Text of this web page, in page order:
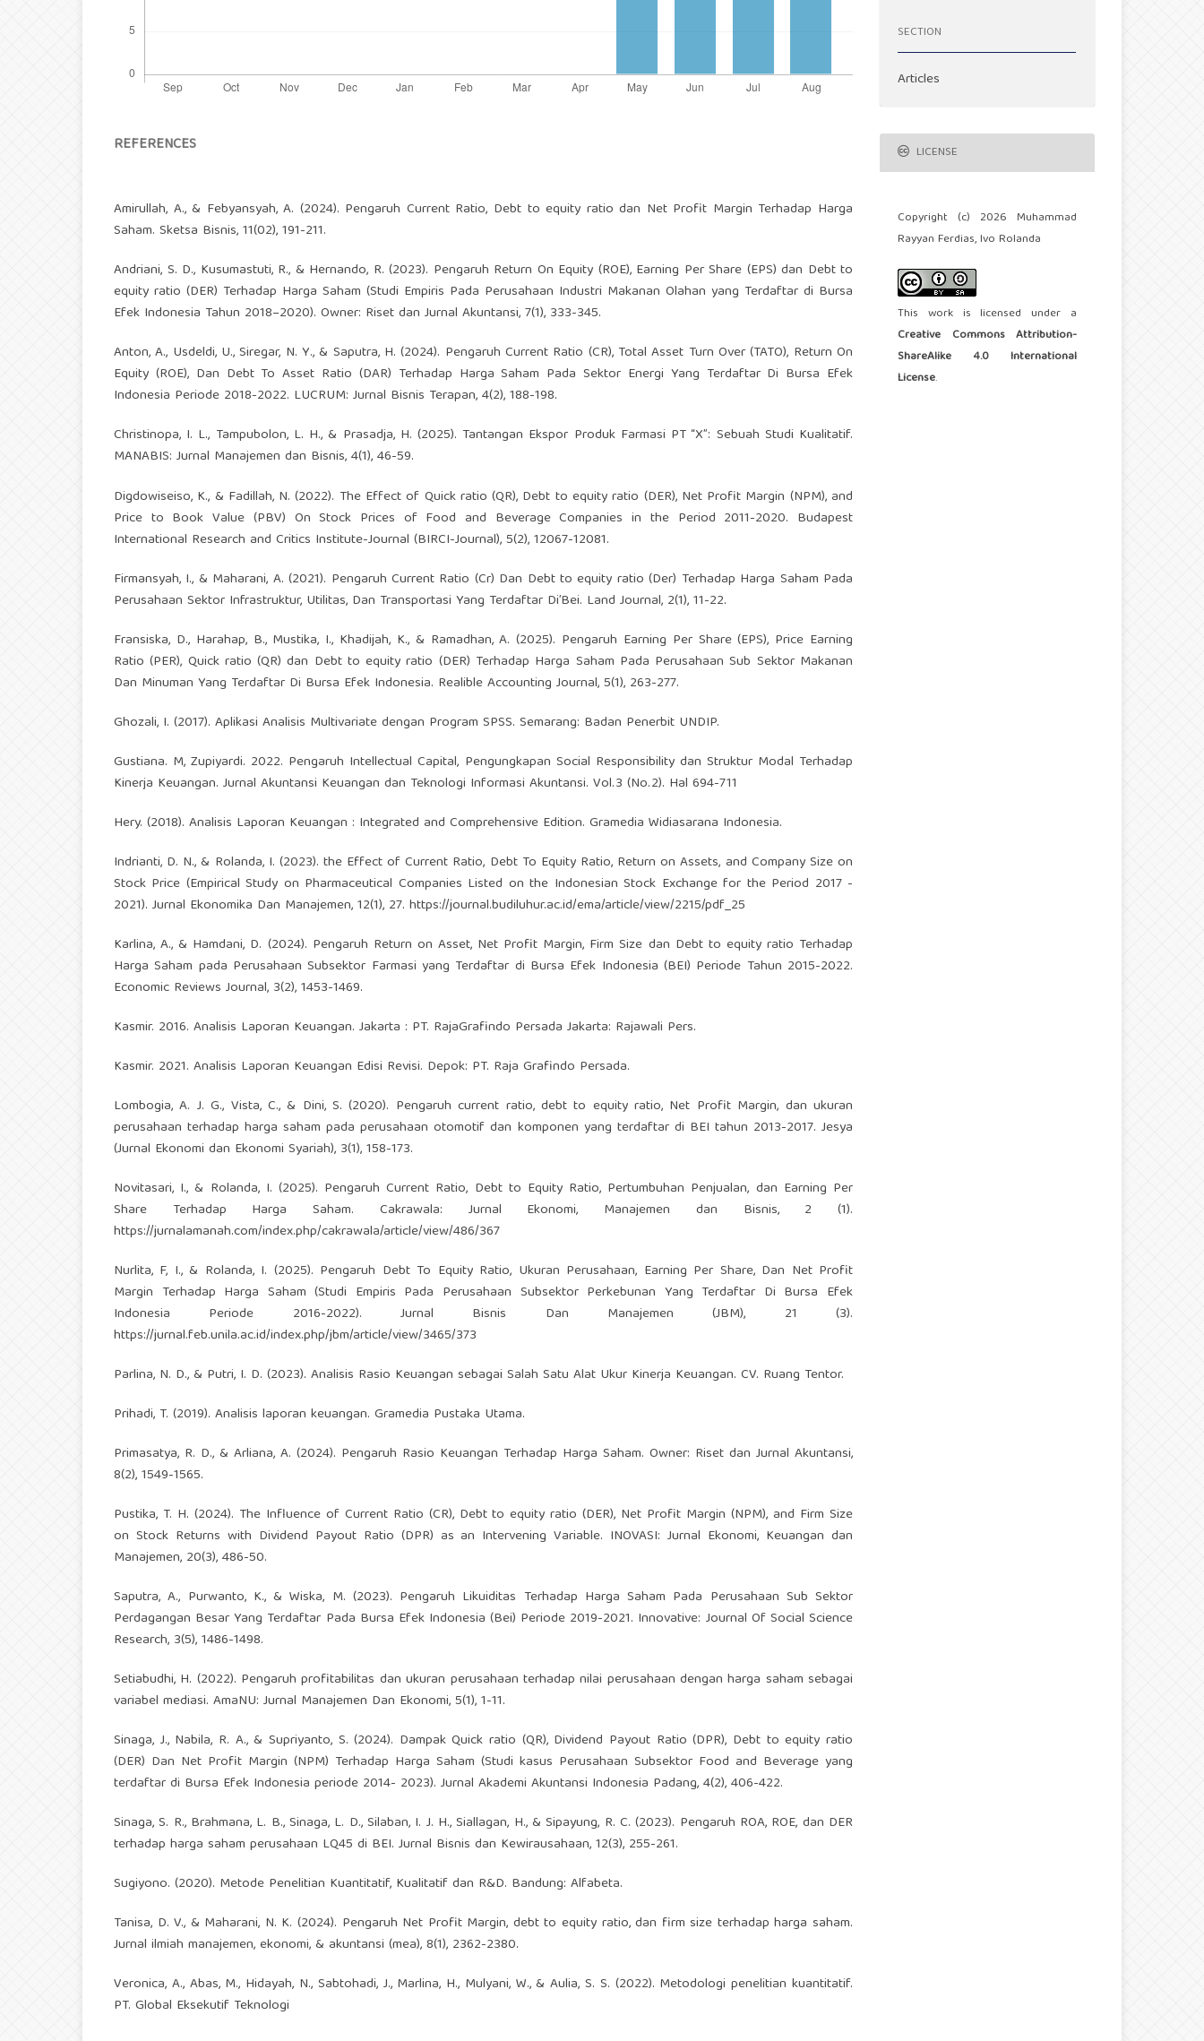
REFERENCES
Amirullah, A., & Febyansyah, A. (2024). Pengaruh Current Ratio, Debt to equity ratio dan Net Profit Margin Terhadap Harga
Saham. Sketsa Bisnis, 11(02), 191-211.
Andriani, S. D., Kusumastuti, R., & Hernando, R. (2023). Pengaruh Return On Equity (ROE), Earning Per Share (EPS) dan Debt to
equity ratio (DER) Terhadap Harga Saham (Studi Empiris Pada Perusahaan Industri Makanan Olahan yang Terdaftar di Bursa
Efek Indonesia Tahun 2018–2020). Owner: Riset dan Jurnal Akuntansi, 7(1), 333-345.
Anton, A., Usdeldi, U., Siregar, N. Y., & Saputra, H. (2024). Pengaruh Current Ratio (CR), Total Asset Turn Over (TATO), Return On
Equity (ROE), Dan Debt To Asset Ratio (DAR) Terhadap Harga Saham Pada Sektor Energi Yang Terdaftar Di Bursa Efek
Indonesia Periode 2018-2022. LUCRUM: Jurnal Bisnis Terapan, 4(2), 188-198.
Christinopa, I. L., Tampubolon, L. H., & Prasadja, H. (2025). Tantangan Ekspor Produk Farmasi PT “X”: Sebuah Studi Kualitatif.
MANABIS: Jurnal Manajemen dan Bisnis, 4(1), 46-59.
Digdowiseiso, K., & Fadillah, N. (2022). The Effect of Quick ratio (QR), Debt to equity ratio (DER), Net Profit Margin (NPM), and
Price to Book Value (PBV) On Stock Prices of Food and Beverage Companies in the Period 2011-2020. Budapest
International Research and Critics Institute-Journal (BIRCI-Journal), 5(2), 12067-12081.
Firmansyah, I., & Maharani, A. (2021). Pengaruh Current Ratio (Cr) Dan Debt to equity ratio (Der) Terhadap Harga Saham Pada
Perusahaan Sektor Infrastruktur, Utilitas, Dan Transportasi Yang Terdaftar Di’Bei. Land Journal, 2(1), 11-22.
Fransiska, D., Harahap, B., Mustika, I., Khadijah, K., & Ramadhan, A. (2025). Pengaruh Earning Per Share (EPS), Price Earning
Ratio (PER), Quick ratio (QR) dan Debt to equity ratio (DER) Terhadap Harga Saham Pada Perusahaan Sub Sektor Makanan
Dan Minuman Yang Terdaftar Di Bursa Efek Indonesia. Realible Accounting Journal, 5(1), 263-277.
Ghozali, I. (2017). Aplikasi Analisis Multivariate dengan Program SPSS. Semarang: Badan Penerbit UNDIP.
Gustiana. M, Zupiyardi. 2022. Pengaruh Intellectual Capital, Pengungkapan Social Responsibility dan Struktur Modal Terhadap
Kinerja Keuangan. Jurnal Akuntansi Keuangan dan Teknologi Informasi Akuntansi. Vol.3 (No.2). Hal 694-711
Hery. (2018). Analisis Laporan Keuangan : Integrated and Comprehensive Edition. Gramedia Widiasarana Indonesia.
Indrianti, D. N., & Rolanda, I. (2023). the Effect of Current Ratio, Debt To Equity Ratio, Return on Assets, and Company Size on
Stock Price (Empirical Study on Pharmaceutical Companies Listed on the Indonesian Stock Exchange for the Period 2017 -
2021). Jurnal Ekonomika Dan Manajemen, 12(1), 27. https://journal.budiluhur.ac.id/ema/article/view/2215/pdf_25
Karlina, A., & Hamdani, D. (2024). Pengaruh Return on Asset, Net Profit Margin, Firm Size dan Debt to equity ratio Terhadap
Harga Saham pada Perusahaan Subsektor Farmasi yang Terdaftar di Bursa Efek Indonesia (BEI) Periode Tahun 2015-2022.
Economic Reviews Journal, 3(2), 1453-1469.
Kasmir. 2016. Analisis Laporan Keuangan. Jakarta : PT. RajaGrafindo Persada Jakarta: Rajawali Pers.
Kasmir. 2021. Analisis Laporan Keuangan Edisi Revisi. Depok: PT. Raja Grafindo Persada.
Lombogia, A. J. G., Vista, C., & Dini, S. (2020). Pengaruh current ratio, debt to equity ratio, Net Profit Margin, dan ukuran
perusahaan terhadap harga saham pada perusahaan otomotif dan komponen yang terdaftar di BEI tahun 2013-2017. Jesya
(Jurnal Ekonomi dan Ekonomi Syariah), 3(1), 158-173.
Novitasari, I., & Rolanda, I. (2025). Pengaruh Current Ratio, Debt to Equity Ratio, Pertumbuhan Penjualan, dan Earning Per
Share Terhadap Harga Saham. Cakrawala: Jurnal Ekonomi, Manajemen dan Bisnis, 2 (1).
https://jurnalamanah.com/index.php/cakrawala/article/view/486/367
Nurlita, F, I., & Rolanda, I. (2025). Pengaruh Debt To Equity Ratio, Ukuran Perusahaan, Earning Per Share, Dan Net Profit
Margin Terhadap Harga Saham (Studi Empiris Pada Perusahaan Subsektor Perkebunan Yang Terdaftar Di Bursa Efek
Indonesia Periode 2016-2022). Jurnal Bisnis Dan Manajemen (JBM), 21 (3).
https://jurnal.feb.unila.ac.id/index.php/jbm/article/view/3465/373
Parlina, N. D., & Putri, I. D. (2023). Analisis Rasio Keuangan sebagai Salah Satu Alat Ukur Kinerja Keuangan. CV. Ruang Tentor.
Prihadi, T. (2019). Analisis laporan keuangan. Gramedia Pustaka Utama.
Primasatya, R. D., & Arliana, A. (2024). Pengaruh Rasio Keuangan Terhadap Harga Saham. Owner: Riset dan Jurnal Akuntansi,
8(2), 1549-1565.
Pustika, T. H. (2024). The Influence of Current Ratio (CR), Debt to equity ratio (DER), Net Profit Margin (NPM), and Firm Size
on Stock Returns with Dividend Payout Ratio (DPR) as an Intervening Variable. INOVASI: Jurnal Ekonomi, Keuangan dan
Manajemen, 20(3), 486-50.
Saputra, A., Purwanto, K., & Wiska, M. (2023). Pengaruh Likuiditas Terhadap Harga Saham Pada Perusahaan Sub Sektor
Perdagangan Besar Yang Terdaftar Pada Bursa Efek Indonesia (Bei) Periode 2019-2021. Innovative: Journal Of Social Science
Research, 3(5), 1486-1498.
Setiabudhi, H. (2022). Pengaruh profitabilitas dan ukuran perusahaan terhadap nilai perusahaan dengan harga saham sebagai
variabel mediasi. AmaNU: Jurnal Manajemen Dan Ekonomi, 5(1), 1-11.
Sinaga, J., Nabila, R. A., & Supriyanto, S. (2024). Dampak Quick ratio (QR), Dividend Payout Ratio (DPR), Debt to equity ratio
(DER) Dan Net Profit Margin (NPM) Terhadap Harga Saham (Studi kasus Perusahaan Subsektor Food and Beverage yang
terdaftar di Bursa Efek Indonesia periode 2014- 2023). Jurnal Akademi Akuntansi Indonesia Padang, 4(2), 406-422.
Sinaga, S. R., Brahmana, L. B., Sinaga, L. D., Silaban, I. J. H., Siallagan, H., & Sipayung, R. C. (2023). Pengaruh ROA, ROE, dan DER
terhadap harga saham perusahaan LQ45 di BEI. Jurnal Bisnis dan Kewirausahaan, 12(3), 255-261.
Sugiyono. (2020). Metode Penelitian Kuantitatif, Kualitatif dan R&D. Bandung: Alfabeta.
Tanisa, D. V., & Maharani, N. K. (2024). Pengaruh Net Profit Margin, debt to equity ratio, dan firm size terhadap harga saham.
Jurnal ilmiah manajemen, ekonomi, & akuntansi (mea), 8(1), 2362-2380.
Veronica, A., Abas, M., Hidayah, N., Sabtohadi, J., Marlina, H., Mulyani, W., & Aulia, S. S. (2022). Metodologi penelitian kuantitatif.
PT. Global Eksekutif Teknologi
SECTION
Articles
LICENSE
Copyright (c) 2026 Muhammad
Rayyan Ferdias, Ivo Rolanda
This work is licensed under a
Creative Commons Attribution-
ShareAlike 4.0 International
License.